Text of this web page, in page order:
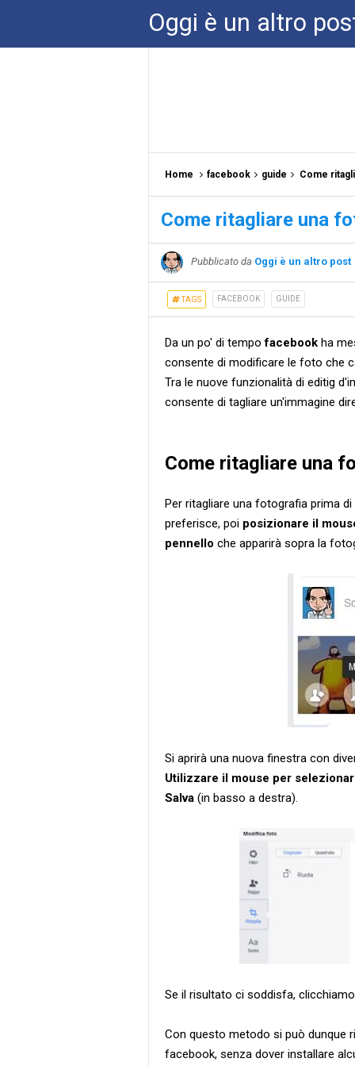
Oggi è un altro
Home facebook guide Come
Come ritagliare una
Pubblicato da Oggi è un altro post
TAGS FACEBOOK GUIDE
Da un po' di tempofacebook ha
consente di modificare le foto che
Tra le nuove funzionalità di editig
consente di tagliare un'immagine
Come ritagliare una
Per ritagliare una fotografia prima
preferisce, poi posizionare il
pennello che apparirà sopra la
Si aprirà una nuova finestra con
Utilizzare il mouse per
Salva (in basso a destra).
Se il risultato ci soddisfa,
Con questo metodo si può dunque
facebook, senza dover installare